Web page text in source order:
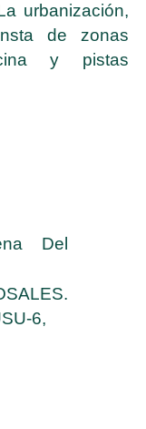
urbanización,
de zonas
y pistas
Del
6,